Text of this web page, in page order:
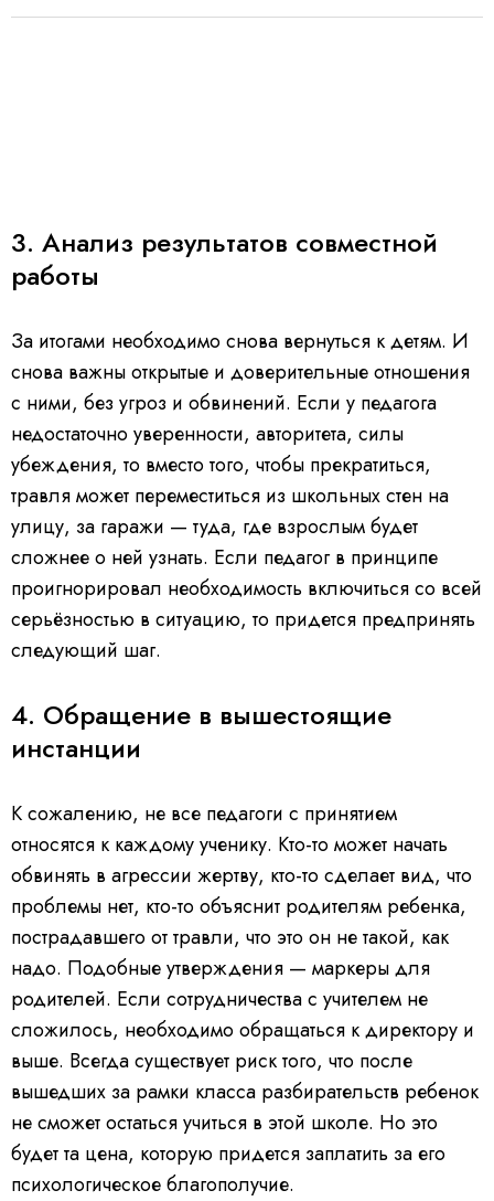
3. Анализ результатов совместной
работы
За итогами необходимо снова вернуться к детям. И
снова важны открытые и доверительные отношения
с ними, без угроз и обвинений. Если у педагога
недостаточно уверенности, авторитета, силы
убеждения, то вместо того, чтобы прекратиться,
травля может переместиться из школьных стен на
улицу, за гаражи — туда, где взрослым будет
сложнее о ней узнать. Если педагог в принципе
проигнорировал необходимость включиться со всей
серьёзностью в ситуацию, то придется предпринять
следующий шаг.
4. Обращение в вышестоящие
инстанции
К сожалению, не все педагоги с принятием
относятся к каждому ученику. Кто-то может начать
обвинять в агрессии жертву, кто-то сделает вид, что
проблемы нет, кто-то объяснит родителям ребенка,
пострадавшего от травли, что это он не такой, как
надо. Подобные утверждения — маркеры для
родителей. Если сотрудничества с учителем не
сложилось, необходимо обращаться к директору и
выше. Всегда существует риск того, что после
вышедших за рамки класса разбирательств ребенок
не сможет остаться учиться в этой школе. Но это
будет та цена, которую придется заплатить за его
психологическое благополучие.